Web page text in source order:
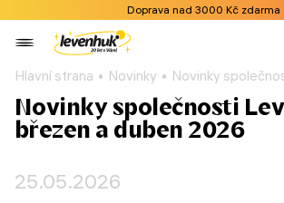
Doprava nad 3000 Kč zdarma
Hlavní strana Novinky Novinky
Novinky společnosti
březen a duben 2026
25.05.2026